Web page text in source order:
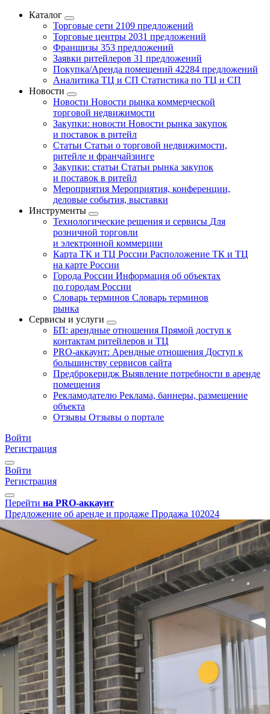
Каталог
Торговые сети 2109 предложений
Торговые центры 2031 предложений
Франшизы 353 предложений
Заявки ритейлеров 31 предложений
Покупка/Аренда помещений 42284 предложений
Аналитика ТЦ и СП Статистика по ТЦ и СП
Новости
Новости Новости рынка коммерческой
торговой недвижимости
Закупки: новости Новости рынка закупок
и поставок в ритейл
Статьи Статьи о торговой недвижимости,
ритейле и франчайзинге
Закупки: статьи Статьи рынка закупок
и поставок в ритейл
Мероприятия Мероприятия, конференции,
деловые события, выставки
Инструменты
Технологические решения и сервисы Для
розничной торговли
и электронной коммерции
Карта ТК и ТЦ России Расположение ТК и ТЦ
на карте России
Города России Информация об объектах
по городам России
Словарь терминов Словарь терминов
рынка
Сервисы и услуги
БП: арендные отношения Прямой доступ к
контактам ритейлеров и ТЦ
PRO-аккаунт: Арендные отношения Доступ к
большинству сервисов сайта
Предброкеридж Выявление потребности в аренде
помещения
Рекламодателю Реклама, баннеры, размещение
объекта
Отзывы Отзывы о портале
Войти
Регистрация
Войти
Регистрация
Перейти на PRO-аккаунт
Предложение об аренде и продаже Продажа 102024